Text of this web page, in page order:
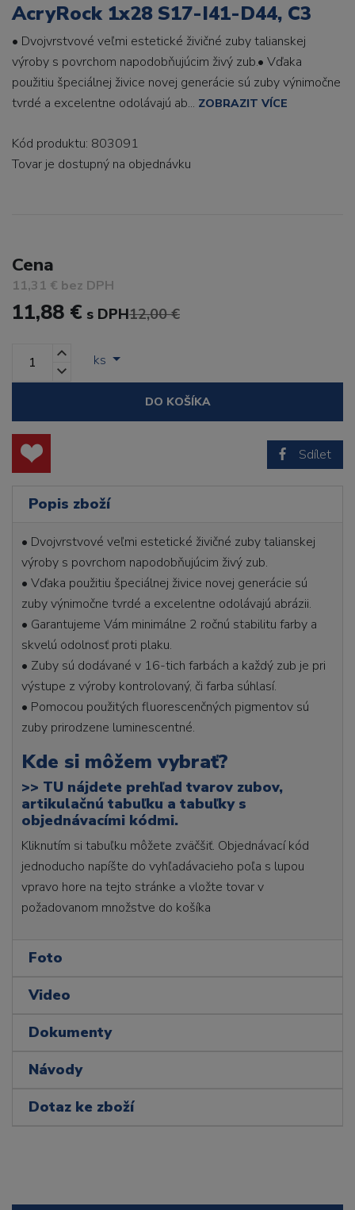
AcryRock 1x28 S17-I41-D44, C3
• Dvojvrstvové veľmi estetické živičné zuby talianskej
výroby s povrchom napodobňujúcim živý zub.• Vďaka
použitiu špeciálnej živice novej generácie sú zuby výnimočne
tvrdé a excelentne odolávajú ab... ZOBRAZIT VÍCE
Kód produktu: 803091
Tovar je dostupný na objednávku
Cena
11,31 € bez DPH
11,88 € s DPH12,00 €
ks
DO KOŠÍKA
Sdílet
Popis zboží
• Dvojvrstvové veľmi estetické živičné zuby talianskej
výroby s povrchom napodobňujúcim živý zub.
• Vďaka použitiu špeciálnej živice novej generácie sú
zuby výnimočne tvrdé a excelentne odolávajú abrázii.
• Garantujeme Vám minimálne 2 ročnú stabilitu farby a
skvelú odolnosť proti plaku.
• Zuby sú dodávané v 16-tich farbách a každý zub je pri
výstupe z výroby kontrolovaný, či farba súhlasí.
• Pomocou použitých fluorescenčných pigmentov sú
zuby prirodzene luminescentné.
Kde si môžem vybrať?
>> TU nájdete prehľad tvarov zubov,
artikulačnú tabuľku a tabuľky s
objednávacími kódmi.
Kliknutím si tabuľku môžete zväčšiť. Objednávací kód
jednoducho napíšte do vyhľadávacieho poľa s lupou
vpravo hore na tejto stránke a vložte tovar v
požadovanom množstve do košíka
Foto
Video
Dokumenty
Návody
Dotaz ke zboží